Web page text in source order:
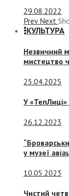
29.08.2022
Prev Next
КУЛЬТУРА
Незвичний
мистецтво
25.04.2025
У
26.12.2023
у музеї
10.05.2023
Чистий